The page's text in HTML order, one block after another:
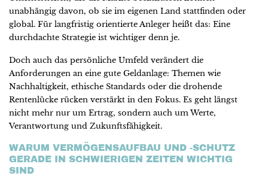
unabhängig davon, ob sie im eigenen Land stattfinden oder
global. Für langfristig orientierte Anleger heißt das: Eine
durchdachte Strategie ist wichtiger denn je.
Doch auch das persönliche Umfeld verändert die
Anforderungen an eine gute Geldanlage: Themen wie
Nachhaltigkeit, ethische Standards oder die drohende
Rentenlücke rücken verstärkt in den Fokus. Es geht längst
nicht mehr nur um Ertrag, sondern auch um Werte,
Verantwortung und Zukunftsfähigkeit.
WARUM VERMÖGENSAUFBAU UND -SCHUTZ
GERADE IN SCHWIERIGEN ZEITEN WICHTIG
SIND